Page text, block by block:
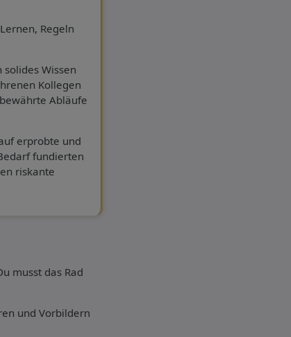
Regeln
solides Wissen
Kollegen
Abläufe
erprobte und
fundierten
riskante
musst das Rad
und Vorbildern